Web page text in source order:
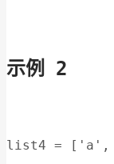
示例 2
list4 =